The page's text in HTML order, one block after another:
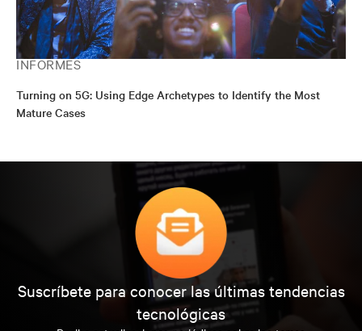
INFORMES
Turning on 5G: Using Edge Archetypes to Identify the Most
Mature Cases
Suscríbete para conocer las últimas tendencias
tecnológicas